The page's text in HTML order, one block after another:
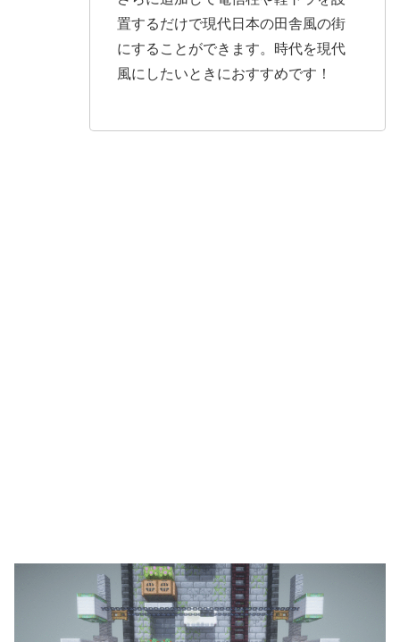
置するだけで現代日本の田舎風の街
にすることができます。時代を現代
風にしたいときにおすすめです！